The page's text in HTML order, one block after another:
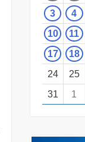
3
4
10
11
17
18
24
25
31
1